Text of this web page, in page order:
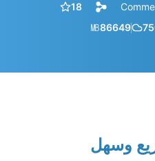
18
86649
㎆︎
وسهل